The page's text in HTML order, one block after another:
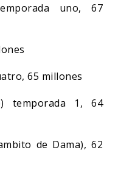
uno, 67
65 millones
temporada 1, 64
de Dama), 62